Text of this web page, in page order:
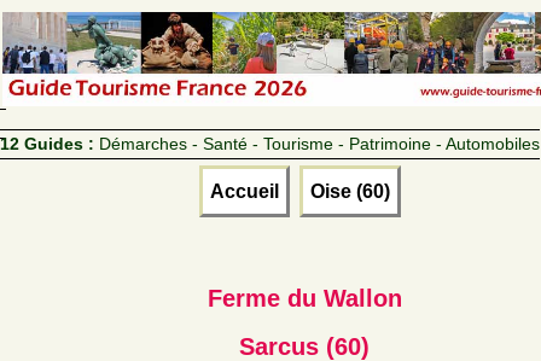
12 Guides : Démarches - Santé - Tourisme - Patrimoine - Automobiles
Accueil Oise (60)
Ferme du Wallon
Sarcus (60)